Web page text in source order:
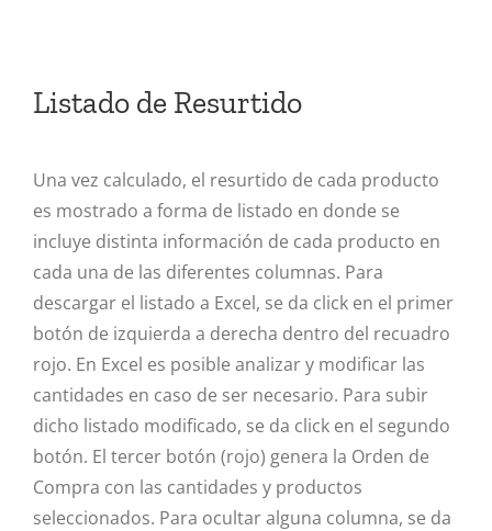
Listado de Resurtido
Una vez calculado, el resurtido de cada producto
es mostrado a forma de listado en donde se
incluye distinta información de cada producto en
cada una de las diferentes columnas. Para
descargar el listado a Excel, se da click en el primer
botón de izquierda a derecha dentro del recuadro
rojo. En Excel es posible analizar y modificar las
cantidades en caso de ser necesario. Para subir
dicho listado modificado, se da click en el segundo
botón. El tercer botón (rojo) genera la Orden de
Compra con las cantidades y productos
seleccionados. Para ocultar alguna columna, se da